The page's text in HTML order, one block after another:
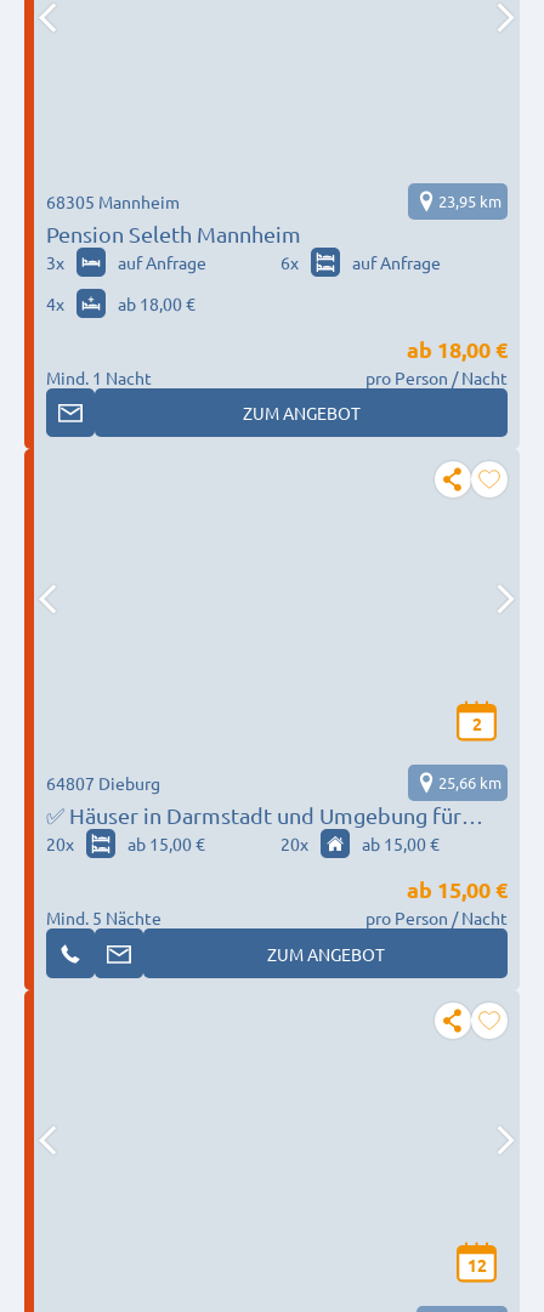
Pension Seleth Mannheim
68305 Mannheim 23,95 km
3x auf Anfrage 6x
auf Anfrage
4x ab 18,00 €
Mind. 1 Nacht
ab 18,00 €
pro Person / Nacht
ZUM ANGEBOT
2
✅ Häuser in Darmstadt und Umgebung für
kleine & große Gruppen - Ab 3 bis 200
64807 Dieburg 25,66 km
20x ab 15,00 € 20x ab 15,00 €
Mind. 5 Nächte
ab 15,00 €
pro Person / Nacht
ZUM ANGEBOT
12